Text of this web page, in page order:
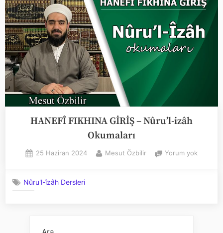
HANEFÎ FIKHINA GİRİŞ – Nûru’l-izâh
Okumaları
Posted
25 Haziran 2024 By
Mesut Özbilir Yorum yok
Nûru'l-îzâh Dersleri